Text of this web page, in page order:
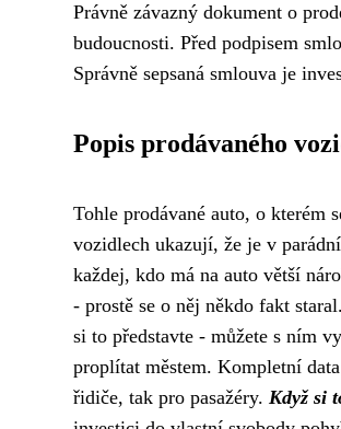
Právně závazný dokument o
budoucnosti. Před podpisem
Správně sepsaná smlouva je
Popis prodávaného
Tohle prodávané auto, o kterém
vozidlech ukazují, že je v
každej, kdo má na auto větší
- prostě se o něj někdo fakt staral.
si to představte - můžete s ním
proplítat městem. Kompletní
řidiče, tak pro pasažéry. Když si